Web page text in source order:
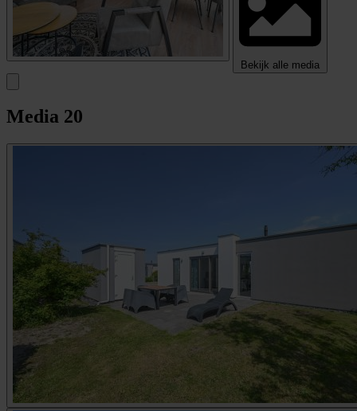
Bekijk alle media
Media 20